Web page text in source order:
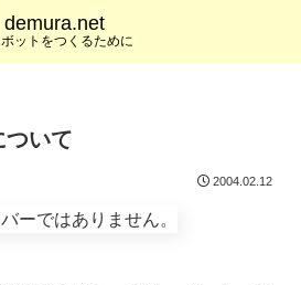
demura.net
ットをつくるために
いて
2004.02.12